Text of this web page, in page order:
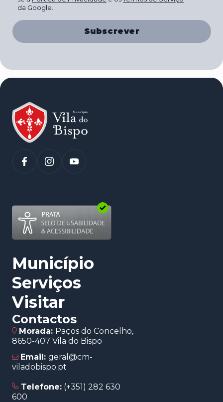
da Google.
Subscrever
(abre num novo separador)
Município
Serviços
Visitar
Contactos
Morada: Paços do Concelho,
8650-407 Vila do Bispo
Email: geral@cm-
viladobispo.pt
Telefone: (+351) 282 630
600